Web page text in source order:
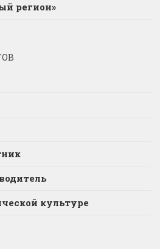
регион»
культуре